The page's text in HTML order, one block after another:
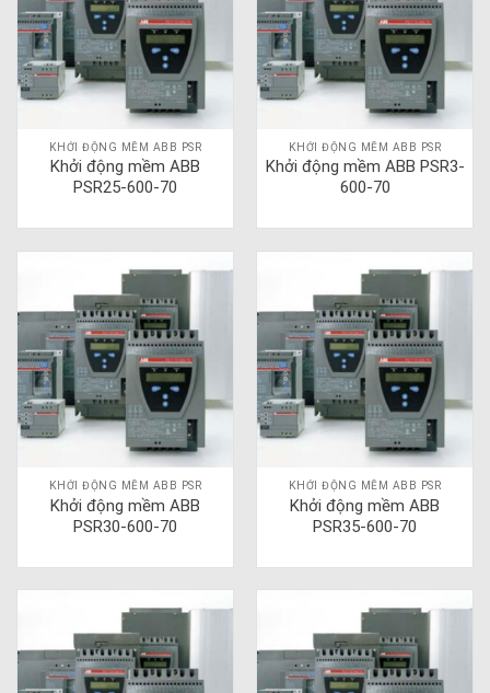
KHỞI ĐỘNG MỀM ABB PSR
Khởi động mềm ABB
PSR25-600-70
KHỞI ĐỘNG MỀM ABB PSR
Khởi động mềm ABB PSR3-
600-70
KHỞI ĐỘNG MỀM ABB PSR
Khởi động mềm ABB
PSR30-600-70
KHỞI ĐỘNG MỀM ABB PSR
Khởi động mềm ABB
PSR35-600-70